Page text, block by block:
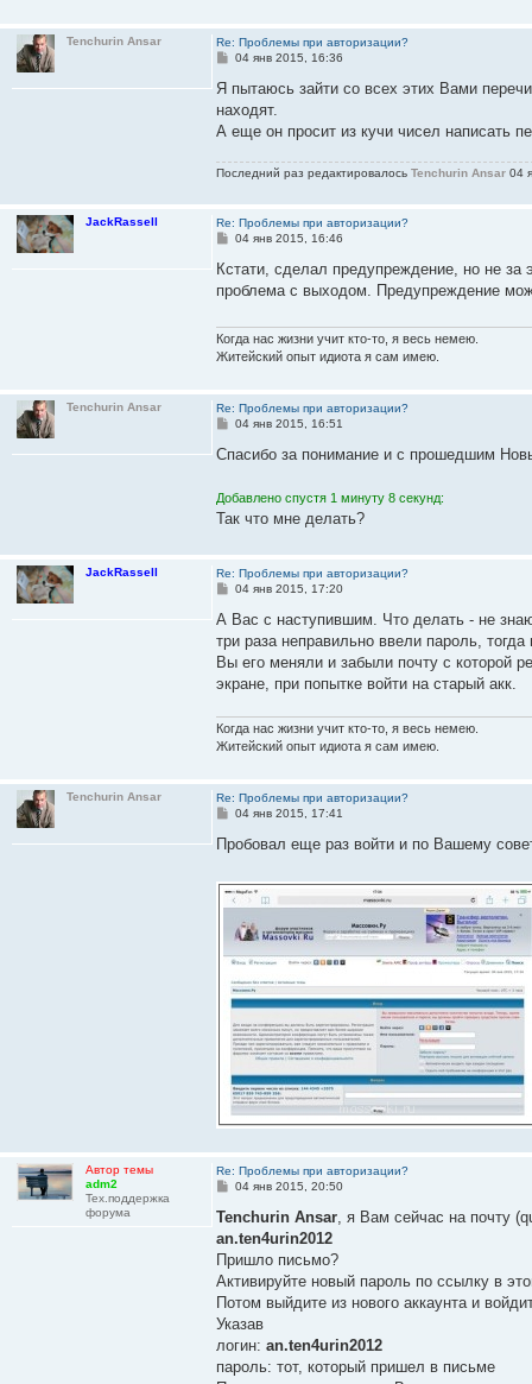
Tenchurin Ansar
Re: Проблемы при авторизации?
С
о
щ
е
е
04 янв 2015, 16:36
Я пытаюсь зайти со всех этих Вами
находят.
А еще он просит из кучи чисел написать
Последний раз редактировалосьTenchurin Ansar 04
JackRassell
Re: Проблемы при авторизации?
С
о
щ
и
е
04 янв 2015, 16:46
Кстати, сделал предупреждение, но не
проблема с выходом. Предупреждение
Когда нас жизни учит кто-то, я весь немею.
Житейский опыт идиота я сам имею.
Tenchurin Ansar
Re: Проблемы при авторизации?
С
о
е
и
04 янв 2015, 16:51
Спасибо за понимание и с прошедшим
Добавлено спустя 1 минуту 8 секунд:
Так что мне делать?
JackRassell
Re: Проблемы при авторизации?
С
о
щ
е
и
04 янв 2015, 17:20
А Вас с наступившим. Что делать - не
три раза неправильно ввели пароль,
Вы его меняли и забыли почту с которой
экране, при попытке войти на старый акк.
Когда нас жизни учит кто-то, я весь немею.
Житейский опыт идиота я сам имею.
Tenchurin Ansar
Re: Проблемы при авторизации?
С
о
е
н
и
е
04 янв 2015, 17:41
Пробовал еще раз войти и по Вашему
Автор темы
adm2
Тех.поддержка
форума
Re: Проблемы при авторизации?
С
о
щ
е
и
е
04 янв 2015, 20:50
Tenchurin Ansar , я Вам сейчас на почту
an.ten4urin2012
Пришло письмо?
Активируйте новый пароль по ссылку в
Потом выйдите из нового аккаунта и
Указав
логин:an.ten4urin2012
пароль: тот, который пришел в письме